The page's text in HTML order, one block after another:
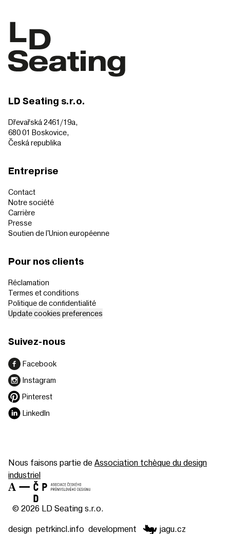
LD Seating s.r.o.
Dřevařská 2461/19a,
680 01 Boskovice,
Česká republika
Entreprise
Contact
Notre société
Carrière
Presse
Soutien de l'Union européenne
Pour nos clients
Réclamation
Termes et conditions
Politique de confidentialité
Update cookies preferences
Suivez-nous
Facebook
Instagram
Pinterest
LinkedIn
Nous faisons partie deAssociation tchèque du design
industriel
© 2026 LD Seating s.r.o.
design petrkincl.info development jagu.cz